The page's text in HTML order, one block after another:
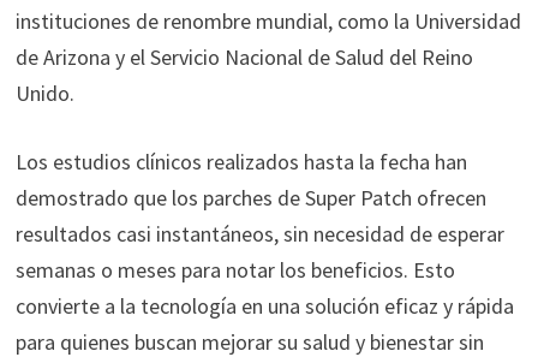
instituciones de renombre mundial, como la Universidad
de Arizona y el Servicio Nacional de Salud del Reino
Unido.
Los estudios clínicos realizados hasta la fecha han
demostrado que los parches de Super Patch ofrecen
resultados casi instantáneos, sin necesidad de esperar
semanas o meses para notar los beneficios. Esto
convierte a la tecnología en una solución eficaz y rápida
para quienes buscan mejorar su salud y bienestar sin